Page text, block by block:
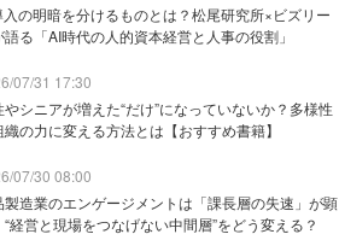
入の明暗を分けるものとは？松尾研究所×ビズリー
語る「AI時代の人的資本経営と人事の役割」
07/31 17:30
やシニアが増えた“だけ”になっていないか？多様性
織の力に変える方法とは【おすすめ書籍】
07/30 08:00
製造業のエンゲージメントは「課長層の失速」が顕
営と現場をつなげない中間層”をどう変える？